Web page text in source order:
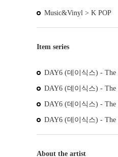
Music&Vinyl > K POP
Item series
DAY6 (데이식스) -
DAY6 (데이식스) - The
DAY6 (데이식스) - The
DAY6 (데이식스) - The
About the artist